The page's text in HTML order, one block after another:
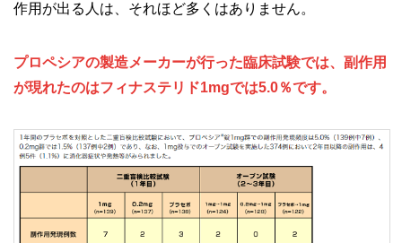
作用が出る人は、それほど多くはありません。
プロペシアの製造メーカーが行った臨床試験では、副作用
が現れたのはフィナステリド1mgでは5.0％です。